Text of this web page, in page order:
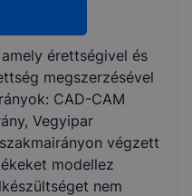
érettségivel és
megszerzésével
CAD-CAM
Vegyipar
végzett
modellez
nem